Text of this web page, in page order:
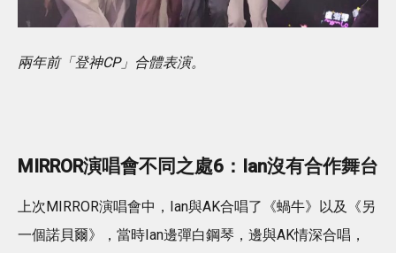
兩年前「登神CP」合體表演。
MIRROR演唱會不同之處6：Ian沒有合作舞台
上次MIRROR演唱會中，Ian與AK合唱了《蝸牛》以及《另
一個諾貝爾》，當時Ian邊彈白鋼琴，邊與AK情深合唱，